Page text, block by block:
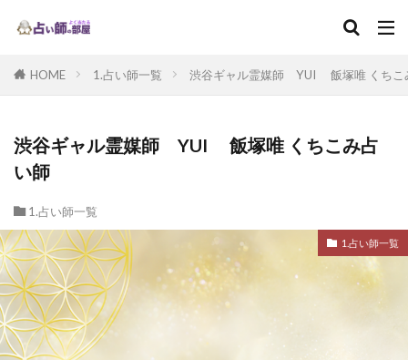
HOME 1.占い師一覧 渋谷ギャル霊媒師 YUI 飯塚唯 くちこ
渋谷ギャル霊媒師 YUI 飯塚唯 くちこみ占
い師
1.占い師一覧
1.占い師一覧